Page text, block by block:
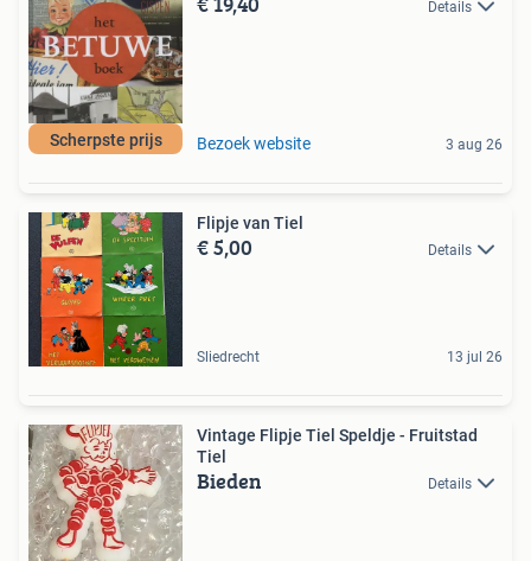
Scherpste prijs
Details
Bezoek website 3 aug 26
Flipje van Tiel
€ 5,00 Details
Sliedrecht 13 jul 26
Vintage Flipje Tiel Speldje - Fruitstad
Tiel
Bieden Details